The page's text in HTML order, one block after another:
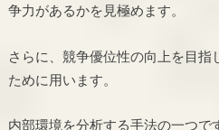
争力があるかを見極めます。
さらに、競争優位性の向上を目指
ために用います。
内部環境を分析する手法の一つで